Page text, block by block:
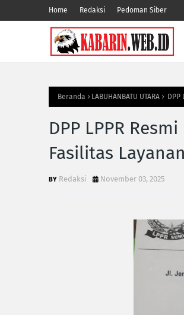
Home Redaksi Pedoman Siber
Beranda LABUHANBATU UTARA
DPP LPPR
Fasilitas
Redaksi November 03, 2025